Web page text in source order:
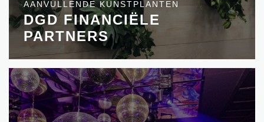
AANVULLENDE KUNSTPLANTEN
DGD FINANCIËLE
PARTNERS